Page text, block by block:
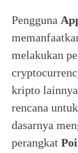
Pengguna
melakukan
kripto
rencana
dasarnya
perangkat